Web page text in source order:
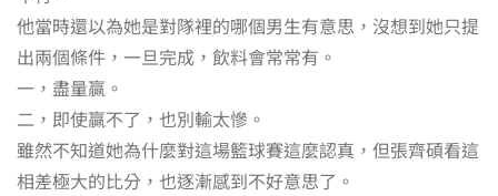
他當時還以為她是對隊裡的哪個男生有意思，沒想到她只提
出兩個條件，一旦完成，飲料會常常有。
一，盡量贏。
二，即使贏不了，也別輸太慘。
雖然不知道她為什麼對這場籃球賽這麼認真，但張齊碩看這
相差極大的比分，也逐漸感到不好意思了。